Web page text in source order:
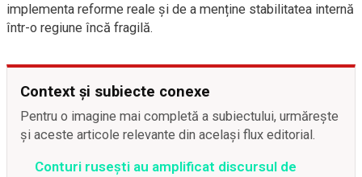
implementa reforme reale și de a menține stabilitatea internă
într-o regiune încă fragilă.
Context și subiecte conexe
Pentru o imagine mai completă a subiectului, urmărește
și aceste articole relevante din același flux editorial.
Conturi rusești au amplificat discursul de